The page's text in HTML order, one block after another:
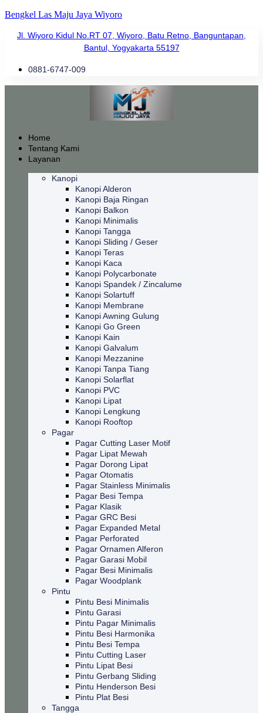
Bengkel Las Maju Jaya Wiyoro
Jl. Wiyoro Kidul No.RT 07, Wiyoro, Batu Retno, Banguntapan,
Bantul, Yogyakarta 55197
0881-6747-009
Home
Tentang Kami
Layanan
Kanopi
Kanopi Alderon
Kanopi Baja Ringan
Kanopi Balkon
Kanopi Minimalis
Kanopi Tangga
Kanopi Sliding / Geser
Kanopi Teras
Kanopi Kaca
Kanopi Polycarbonate
Kanopi Spandek / Zincalume
Kanopi Solartuff
Kanopi Membrane
Kanopi Awning Gulung
Kanopi Go Green
Kanopi Kain
Kanopi Galvalum
Kanopi Mezzanine
Kanopi Tanpa Tiang
Kanopi Solarflat
Kanopi PVC
Kanopi Lipat
Kanopi Lengkung
Kanopi Rooftop
Pagar
Pagar Cutting Laser Motif
Pagar Lipat Mewah
Pagar Dorong Lipat
Pagar Otomatis
Pagar Stainless Minimalis
Pagar Besi Tempa
Pagar Klasik
Pagar GRC Besi
Pagar Expanded Metal
Pagar Perforated
Pagar Ornamen Alferon
Pagar Garasi Mobil
Pagar Besi Minimalis
Pagar Woodplank
Pintu
Pintu Besi Minimalis
Pintu Garasi
Pintu Pagar Minimalis
Pintu Besi Harmonika
Pintu Besi Tempa
Pintu Cutting Laser
Pintu Lipat Besi
Pintu Gerbang Sliding
Pintu Henderson Besi
Pintu Plat Besi
Tangga